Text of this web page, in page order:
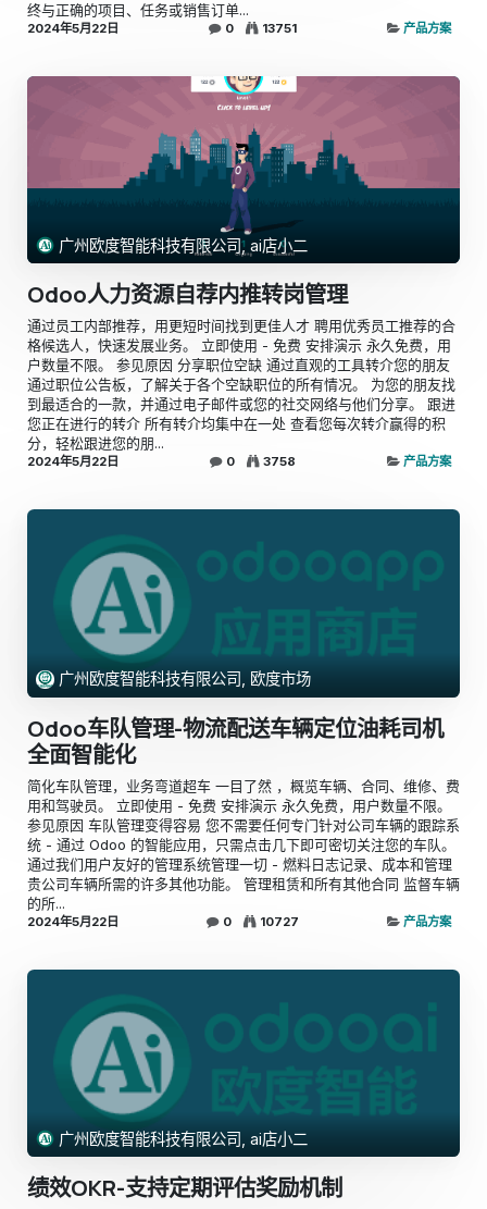
终与正确的项目、任务或销售订单...
2024年5月22日 0 13751 产品方案
广州欧度智能科技有限公司, ai店小二
Odoo人力资源自荐内推转岗管理
通过员工内部推荐，用更短时间找到更佳人才 聘用优秀员工推荐的合
格候选人，快速发展业务。 立即使用 - 免费 安排演示 永久免费，用
户数量不限。 参见原因 分享职位空缺 通过直观的工具转介您的朋友
通过职位公告板，了解关于各个空缺职位的所有情况。 为您的朋友找
到最适合的一款，并通过电子邮件或您的社交网络与他们分享。 跟进
您正在进行的转介 所有转介均集中在一处 查看您每次转介赢得的积
分，轻松跟进您的朋...
2024年5月22日 0 3758 产品方案
广州欧度智能科技有限公司, 欧度市场
Odoo车队管理-物流配送车辆定位油耗司机
全面智能化
简化车队管理，业务弯道超车 一目了然 ，概览车辆、合同、维修、费
用和驾驶员。 立即使用 - 免费 安排演示 永久免费，用户数量不限。
参见原因 车队管理变得容易 您不需要任何专门针对公司车辆的跟踪系
统 - 通过 Odoo 的智能应用，只需点击几下即可密切关注您的车队。
通过我们用户友好的管理系统管理一切 - 燃料日志记录、成本和管理
贵公司车辆所需的许多其他功能。 管理租赁和所有其他合同 监督车辆
的所...
2024年5月22日 0 10727 产品方案
广州欧度智能科技有限公司, ai店小二
绩效OKR-支持定期评估奖励机制